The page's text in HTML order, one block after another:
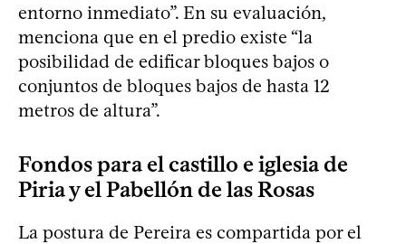
entorno inmediato”. En su evaluación,
menciona que en el predio existe “la
posibilidad de edificar bloques bajos o
conjuntos de bloques bajos de hasta 12
metros de altura”.
Fondos para el castillo e iglesia de
Piria y el Pabellón de las Rosas
La postura de Pereira es compartida por el